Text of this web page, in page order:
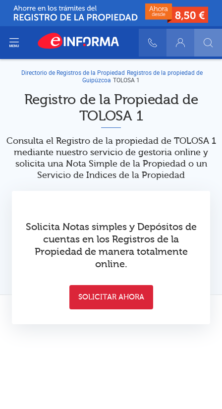
900 10 30 20
Login
del menú
Directorio de Registros de la Propiedad Registros de la propiedad de
Guipúzcoa TOLOSA 1
Registro de la Propiedad de
TOLOSA 1
Consulta el Registro de la propiedad de TOLOSA 1
mediante nuestro servicio de gestoria online y
solicita una Nota Simple de la Propiedad o un
Servicio de Indices de la Propiedad
Solicita Notas simples y Depósitos de
cuentas en los Registros de la
Propiedad de manera totalmente
online.
SOLICITAR AHORA